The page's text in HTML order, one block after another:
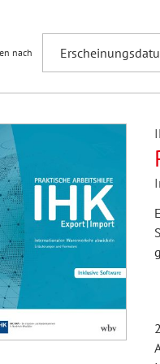
Schule und
Arbeit
und
und
Forum
für
nach